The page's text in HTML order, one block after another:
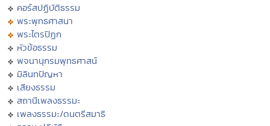
คอร์สปฏิบัติธรรม
พระพุทธศาสนา
พระไตรปิฏก
หัวข้อธรรม
พจนานุกรมพุทธศาสน์
มิลินทปัญหา
เสียงธรรม
สถานีเพลงธรรมะ
เพลงธรรมะ/ดนตรีสมาธิ